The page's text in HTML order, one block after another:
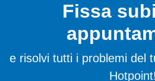
Fissa
e risolvi tutti i problemi del
Hotpoint!